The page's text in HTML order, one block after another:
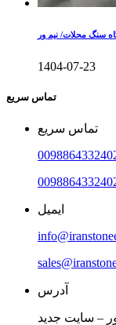
سنگ محلات/ نیم ور
1404-07-23
تماس سریع
تماس سریع
ایمیل
آدرس
– سایت جدید